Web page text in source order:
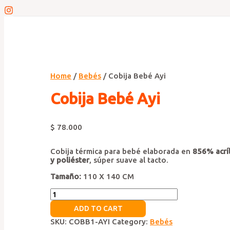
Home / Bebés / Cobija Bebé Ayi
Cobija Bebé Ayi
$ 78.000
Cobija térmica para bebé elaborada en 856%
y poliéster, súper suave al tacto.
Tamaño: 110 X 140 CM
Cobija
Bebé
quantity
ADD TO CART
SKU: COBB1-AYI Category: Bebés